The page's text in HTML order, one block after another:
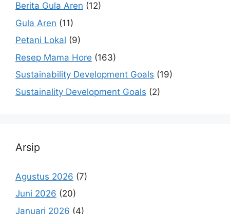
Berita Gula Aren (12)
Gula Aren (11)
Petani Lokal (9)
Resep Mama Hore (163)
Sustainability Development Goals (19)
Sustainality Development Goals (2)
Arsip
Agustus 2026 (7)
Juni 2026 (20)
Januari 2026 (4)